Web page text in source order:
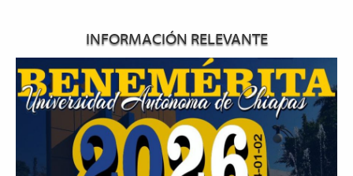
INFORMACIÓN RELEVANTE